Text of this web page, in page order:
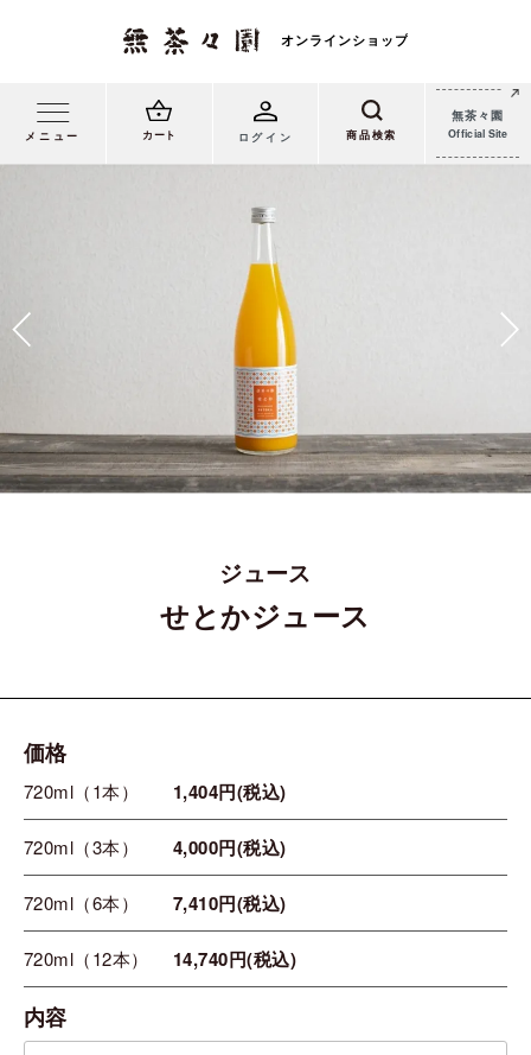
メニュー カート ログイン
無茶々園
Official Site
ジュース
せとかジュース
価格
720ml（1本） 1,404円(税込)
720ml（3本） 4,000円(税込)
720ml（6本） 7,410円(税込)
720ml（12本） 14,740円(税込)
内容